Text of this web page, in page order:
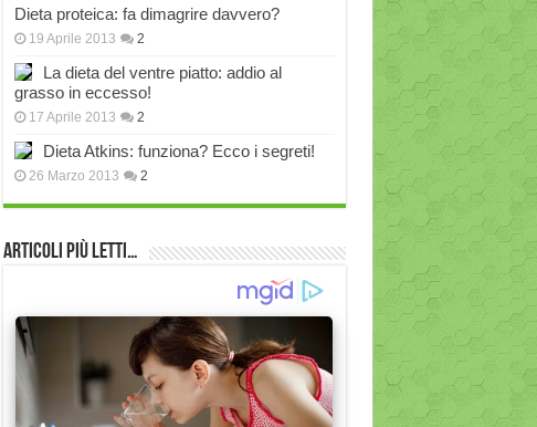
Dieta proteica: fa dimagrire davvero?
19 Aprile 2013 2
La dieta del ventre piatto: addio al
grasso in eccesso!
17 Aprile 2013 2
Dieta Atkins: funziona? Ecco i segreti!
26 Marzo 2013 2
Articoli più Letti…